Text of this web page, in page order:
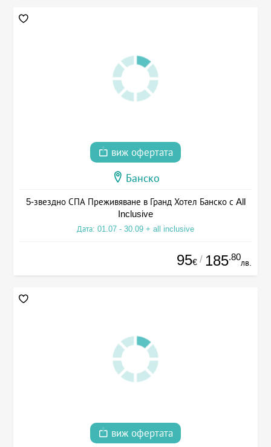
виж офертата
Банско
5-звездно СПА Преживяване в Гранд Хотел Банско с All
Inclusive
Дата: 01.07 - 30.09 + all inclusive
95€ / 185.80
лв.
виж офертата